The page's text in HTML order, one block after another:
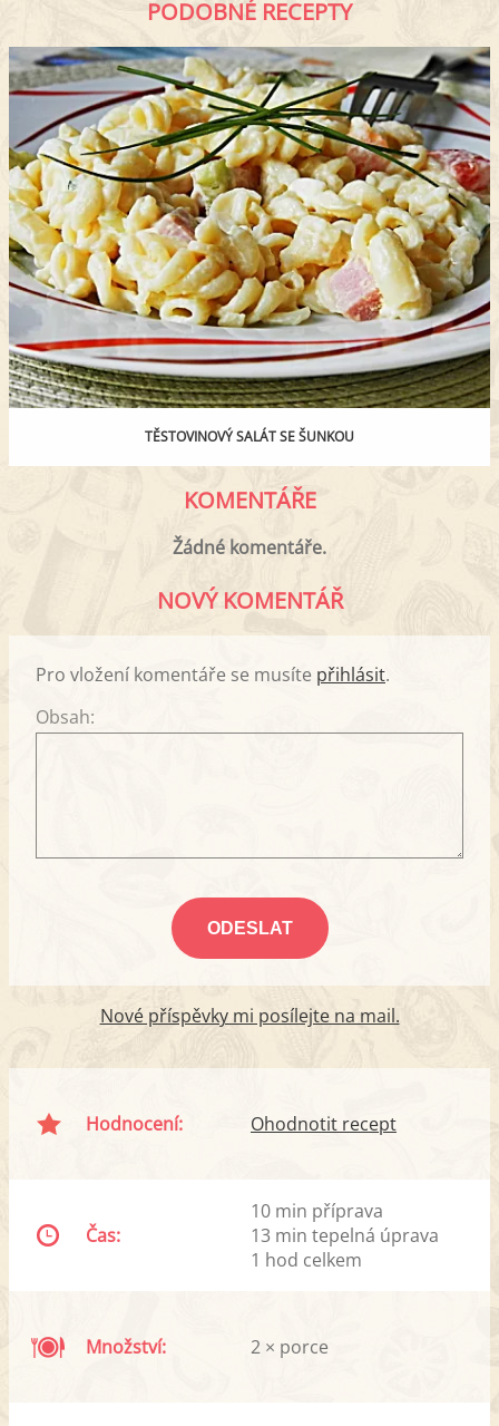
PODOBNÉ RECEPTY
TĚSTOVINOVÝ SALÁT SE ŠUNKOU
KOMENTÁŘE
Žádné komentáře.
NOVÝ KOMENTÁŘ
Pro vložení komentáře se musíte přihlásit.
Obsah:
Nové příspěvky mi posílejte na mail.
Hodnocení: Ohodnotit recept
Čas:
10 min příprava
13 min tepelná úprava
1 hod celkem
Množství: 2 × porce